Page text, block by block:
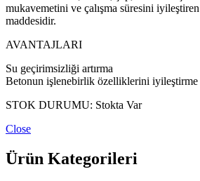
mukavemetini ve çalışma süresini
maddesidir.
AVANTAJLARI
Su geçirimsizliği artırma
Betonun işlenebirlik özelliklerini iyileştirme
STOK DURUMU: Stokta Var
Close
Ürün Kategorileri